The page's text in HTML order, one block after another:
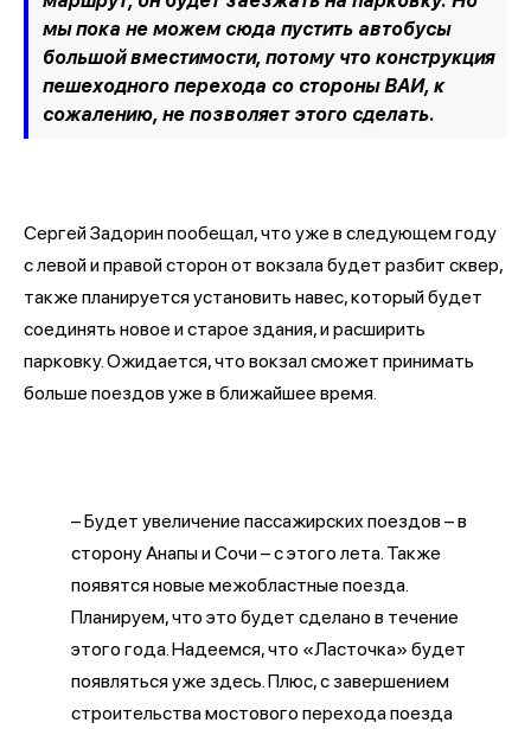
мы пока не можем сюда пустить автобусы
большой вместимости, потому что конструкция
пешеходного перехода со стороны ВАИ, к
сожалению, не позволяет этого сделать.
Сергей Задорин пообещал, что уже в следующем году
с левой и правой сторон от вокзала будет разбит сквер,
также планируется установить навес, который будет
соединять новое и старое здания, и расширить
парковку. Ожидается, что вокзал сможет принимать
больше поездов уже в ближайшее время.
– Будет увеличение пассажирских поездов – в
сторону Анапы и Сочи – с этого лета. Также
появятся новые межобластные поезда.
Планируем, что это будет сделано в течение
этого года. Надеемся, что «Ласточка» будет
появляться уже здесь. Плюс, с завершением
строительства мостового перехода поезда